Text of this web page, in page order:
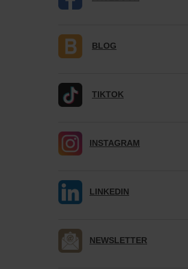
BLOG
TIKTOK
INSTAGRAM
LINKEDIN
NEWSLETTER